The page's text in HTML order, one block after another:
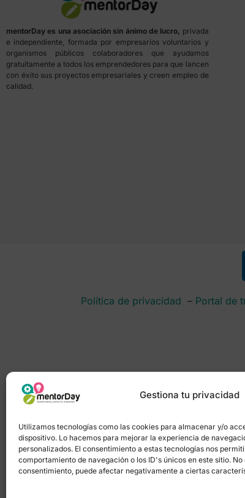
Gestiona tu privacidad
Utilizamos tecnologías como las cookies para almacenar y/o
dispositivo. Lo hacemos para mejorar la experiencia de
personalizados. El consentimiento a estas tecnologías nos
comportamiento de navegación o los ID's únicos en este sitio.
consentimiento, puede afectar negativamente a ciertas
mentorDay es una asociación sin ánimo de lucro, privada
e independiente, formada por empresarios voluntarios y
organismos públicos colaboradores que ayudamos
gratuitamente a todos los emprendedores para que lancen
con éxito sus proyectos empresariales y creen empleo de
calidad.
Política de privacidad – Portal de